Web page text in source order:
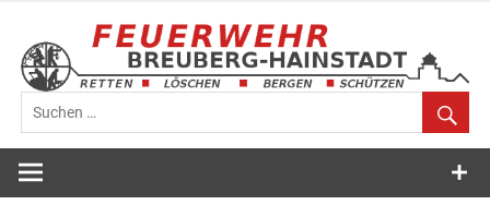
springen
Feuerwehr
Breuberg-